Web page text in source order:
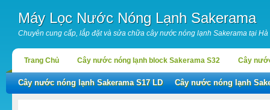
Máy Lọc Nước Nóng Lạnh Sakerama
Chuyên cung cấp, lắp đặt và sửa chữa cây nước nóng lạnh Sakerama tại Hà
Trang Chủ Cây nước nóng lạnh block Sakerama S32 Cây
Cây nước nóng lạnh Sakerama S17 LD Cây nước nóng lạnh